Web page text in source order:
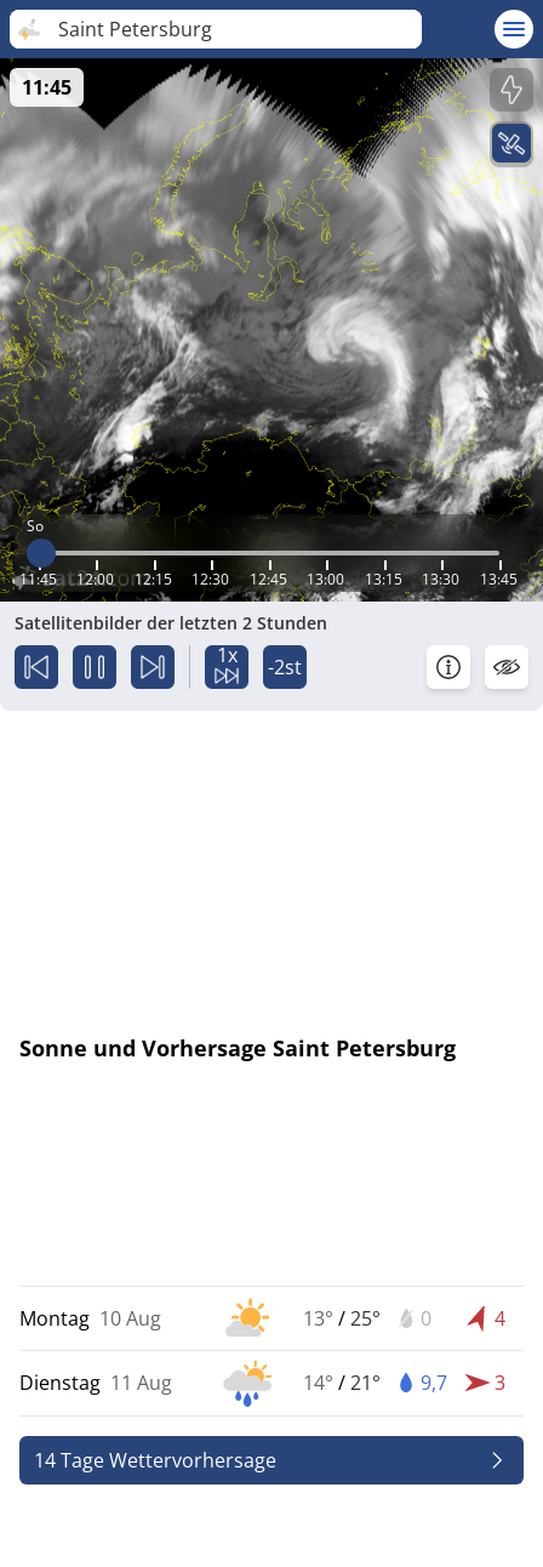
Saint Petersburg
So
11:45 12:00 12:15 12:30 12:45 13:00 13:15 13:30 13:45
11:45
Satellitenbilder der letzten 2 Stunden
1x -2st
Sonne und Vorhersage Saint Petersburg
Montag 10 Aug 13° /25° 0 4
Dienstag 11 Aug 14° /21° 9,7 3
14 Tage Wettervorhersage